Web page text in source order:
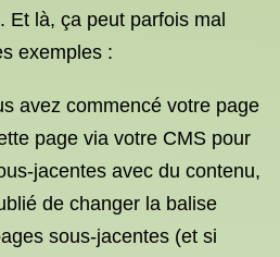
Et là, ça peut parfois mal
exemples :
avez commencé votre page
page via votre CMS pour
jacentes avec du contenu,
de changer la balise
sous-jacentes (et si